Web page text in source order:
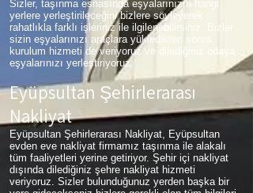
Sizler, taşınma esnasında eşyalarınızın hangi
yerlere yerleştirileceğini bizlere söyleyerek
rahatlıkla farklı işleriniz ile ilgilenebilirsiniz. Bizler
sizin eşyalarınızı araçlara yükledikten sonra
kurulum hizmeti de veriyoruz ve dilediğiniz odaya
eşyalarınızı yerleştiriyoruz.
Eyüpsultan Şehirlerarası
Nakliyat
Eyüpsultan Şehirlerarası Nakliyat, Eyüpsultan
evden eve nakliyat firmamız taşınma ile alakalı
tüm faaliyetleri yerine getiriyor. Şehir içi nakliyat
dışında dilediğiniz şehre nakliyat hizmeti
veriyoruz. Sizler bulunduğunuz yerden başka bir